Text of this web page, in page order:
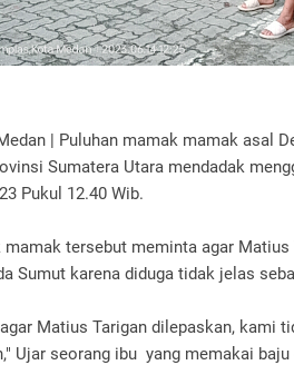
| Puluhan mamak mamak asal
Sumatera Utara mendadak
Pukul 12.40 Wib.
mamak tersebut meminta agar
Sumut karena diduga tidak jelas
Matius Tarigan dilepaskan, kami
Ujar seorang ibu yang memakai